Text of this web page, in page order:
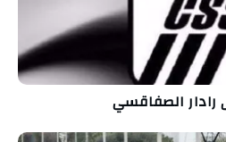
الصفاقسي